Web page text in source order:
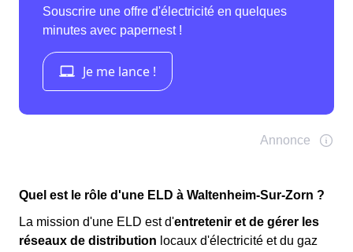
Quel est le rôle d'une ELD à Waltenheim-Sur-Zorn ?
La mission d'une ELD est d'entretenir et de gérer les
réseaux de distribution locaux d'électricité et du gaz